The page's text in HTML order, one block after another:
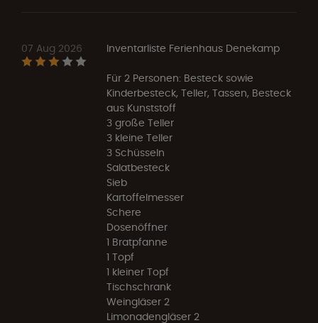
07 Aug 2026 Inventarliste Ferienhaus Denekamp
Für 2 Personen: Besteck sowie
Kinderbesteck, Teller, Tassen, Besteck
aus Kunststoff
3 große Teller
3 kleine Teller
3 Schüsseln
Salatbesteck
Sieb
Kartoffelmesser
Schere
Dosenöffner
1 Bratpfanne
1 Topf
1 kleiner Topf
Tischschrank
Weingläser 2
Limonadengläser 2